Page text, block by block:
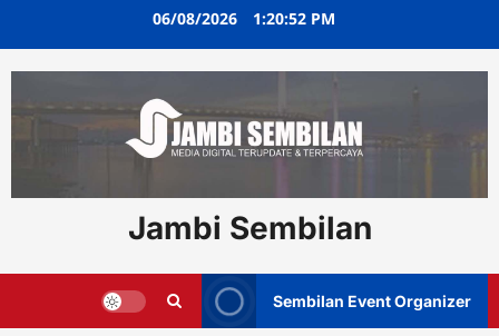
06/08/2026 1:20:52 PM
Jambi Sembilan
Sembilan Event Organizer